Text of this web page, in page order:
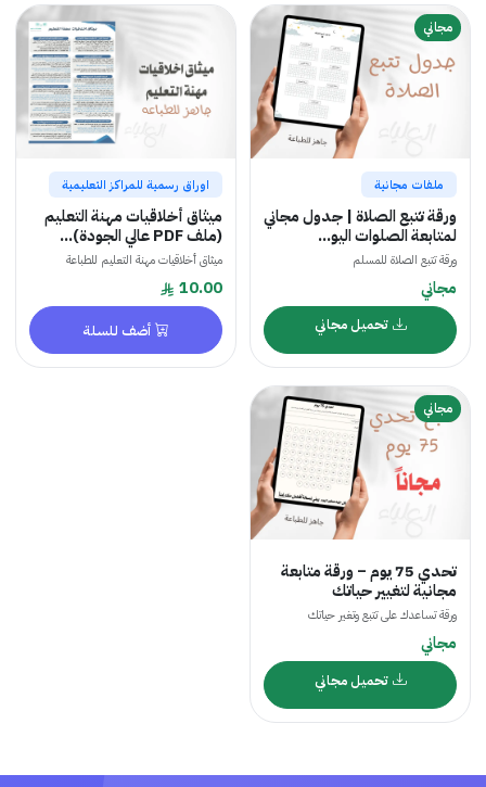
مجاني
ملفات مجانية
ورقة تتبع الصلاة | جدول مجاني
لمتابعة الصلوات اليو...
ورقة تتبع الصلاة للمسلم
مجاني
تحميل مجاني
اوراق رسمية للمراكز التعليمية
ميثاق أخلاقيات مهنة التعليم
(ملف PDF عالي الجودة)...
ميثاق أخلاقيات مهنة التعليم للطباعة
10.00
أضف للسلة
مجاني
تحدي 75 يوم – ورقة متابعة
مجانية لتغيير حياتك
ورقة تساعدك على تتبع وتغير حياتك
مجاني
تحميل مجاني